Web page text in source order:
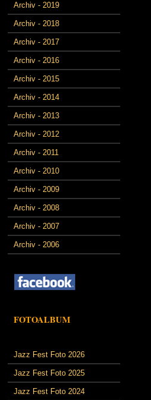
Archiv - 2019
Archiv - 2018
Archiv - 2017
Archiv - 2016
Archiv - 2015
Archiv - 2014
Archiv - 2013
Archiv - 2012
Archiv - 2011
Archiv - 2010
Archiv - 2009
Archiv - 2008
Archiv - 2007
Archiv - 2006
FOTOALBUM
Jazz Fest Foto 2026
Jazz Fest Foto 2025
Jazz Fest Foto 2024